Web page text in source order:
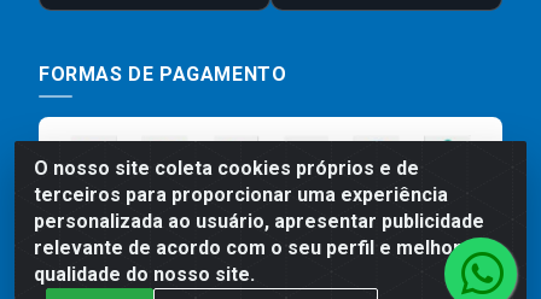
O nosso site coleta cookies próprios e de
terceiros para proporcionar uma experiência
personalizada ao usuário, apresentar publicidade
relevante de acordo com o seu perfil e melhorar a
qualidade do nosso site.
FORMAS DE PAGAMENTO